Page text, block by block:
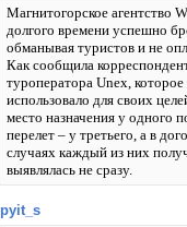
Магнитогорское агентство
долгого времени успешно
обманывая туристов и не
Как сообщила
туроператора Unex,
использовало для своих
место назначения у одного
перелет – у третьего, а в
случаях каждый из них
выявлялась не сразу.
pyit_s